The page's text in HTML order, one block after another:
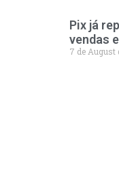
Pix já
vendas
7 de August